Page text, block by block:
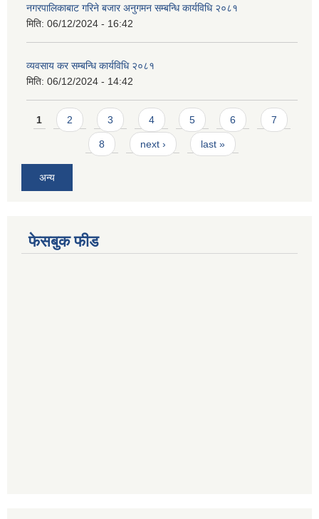
नगरपालिकाबाट गरिने बजार अनुगमन सम्बन्धि कार्यविधि २०८१
मिति: 06/12/2024 - 16:42
व्यवसाय कर सम्बन्धि कार्यविधि २०८१
मिति: 06/12/2024 - 14:42
Pages
1 2 3 4 5 6 7
8 next › last »
अन्य
फेसबुक फीड